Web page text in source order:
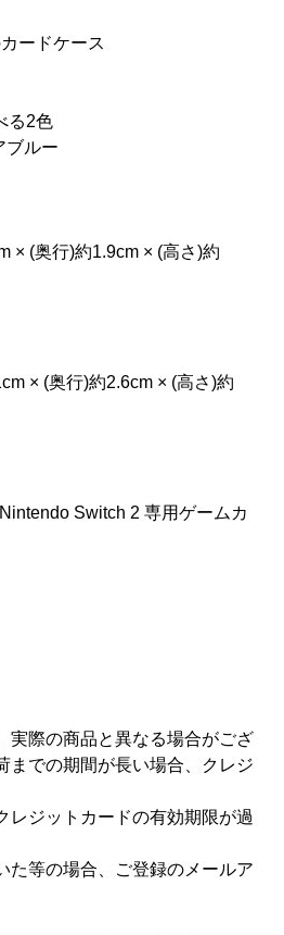
ードケース
る2色
ブルー
× (奥行)約1.9cm × (高さ)約
× (奥行)約2.6cm × (高さ)約
Switch 2 専用ゲームカ
実際の商品と異なる場合がござ
までの期間が長い場合、クレジ
レジットカードの有効期限が過
た等の場合、ご登録のメールア